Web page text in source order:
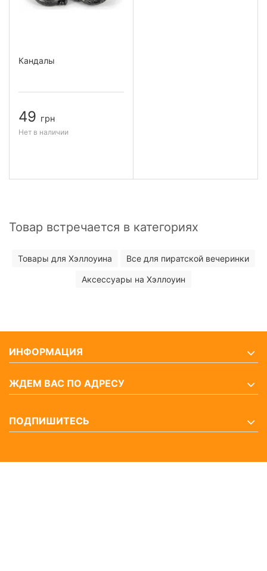
Кандалы
49 грн
Нет в наличии
Товар встречается в категориях
Товары для Хэллоуина Все для пиратской вечеринки
Аксессуары на Хэллоуин
ИНФОРМАЦИЯ
ЖДЕМ ВАС ПО АДРЕСУ
ПОДПИШИТЕСЬ